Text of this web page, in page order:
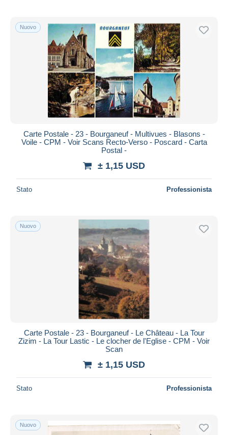
Nuovo
Carte Postale - 23 - Bourganeuf - Multivues - Blasons -
Voile - CPM - Voir Scans Recto-Verso - Poscard - Carta
Postal -
± 1,15 USD
Stato Professionista
Nuovo
Carte Postale - 23 - Bourganeuf - Le Château - La Tour
Zizim - La Tour Lastic - Le clocher de l'Eglise - CPM - Voir
Scan
± 1,15 USD
Stato Professionista
Nuovo